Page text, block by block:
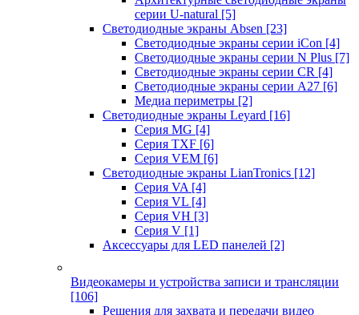
серии U-natural [5]
Светодиодные экраны Absen [23]
Светодиодные экраны серии iCon [4]
Светодиодные экраны серии N Plus [7]
Светодиодные экраны серии CR [4]
Светодиодные экраны серии А27 [6]
Медиа периметры [2]
Светодиодные экраны Leyard [16]
Серия MG [4]
Серия TXF [6]
Серия VEM [6]
Светодиодные экраны LianTronics [12]
Серия VA [4]
Серия VL [4]
Серия VH [3]
Серия V [1]
Аксессуары для LED панелей [2]
Видеокамеры и устройства записи и трансляции
[106]
Решения для захвата и передачи видео